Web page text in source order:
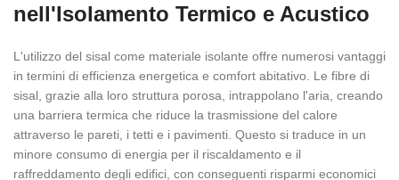
nell'Isolamento Termico e Acustico
L'utilizzo del sisal come materiale isolante offre numerosi vantaggi
in termini di efficienza energetica e comfort abitativo. Le fibre di
sisal, grazie alla loro struttura porosa, intrappolano l'aria, creando
una barriera termica che riduce la trasmissione del calore
attraverso le pareti, i tetti e i pavimenti. Questo si traduce in un
minore consumo di energia per il riscaldamento e il
raffreddamento degli edifici, con conseguenti risparmi economici